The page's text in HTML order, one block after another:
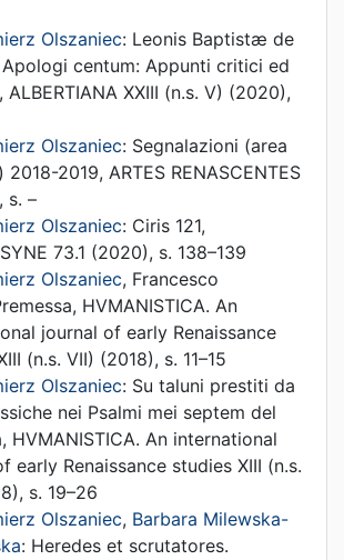
Olszaniec: Leonis Baptistæ de
centum: Appunti critici ed
, ALBERTIANA XXIII (n.s. V) (2020),
Olszaniec: Segnalazioni (area
2018-2019, ARTES RENASCENTES
s. –
Olszaniec: Ciris 121,
73.1 (2020), s. 138–139
Olszaniec, Francesco
, HVMANISTICA. An
journal of early Renaissance
(n.s. VII) (2018), s. 11–15
Olszaniec: Su taluni prestiti da
nei Psalmi mei septem del
, HVMANISTICA. An international
early Renaissance studies XIII (n.s.
), s. 19–26
Olszaniec, Barbara Milewska-
: Heredes et scrutatores.